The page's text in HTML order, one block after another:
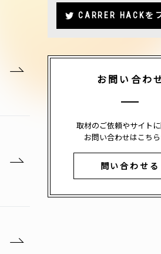
CARRER HACKを
お問い合わ
取材のご依頼やサイト
お問い合わせはこち
問い合わせる